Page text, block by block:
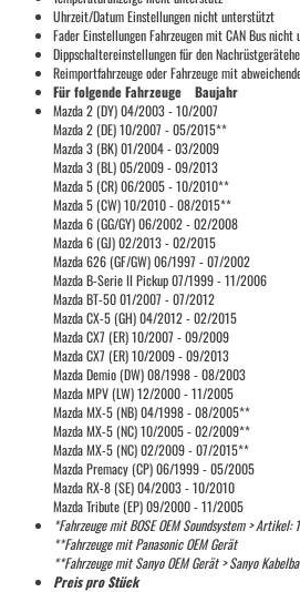
Uhrzeit/Datum Einstellungen nicht unterstützt
Fader Einstellungen Fahrzeugen mit CAN Bus
Dippschaltereinstellungen für den
Reimportfahrzeuge oder Fahrzeuge mit
Für folgende Fahrzeuge Baujahr
Mazda 2 (DY) 04/2003 - 10/2007
Mazda 2 (DE) 10/2007 - 05/2015**
Mazda 3 (BK) 01/2004 - 03/2009
Mazda 3 (BL) 05/2009 - 09/2013
Mazda 5 (CR) 06/2005 - 10/2010**
Mazda 5 (CW) 10/2010 - 08/2015**
Mazda 6 (GG/GY) 06/2002 - 02/2008
Mazda 6 (GJ) 02/2013 - 02/2015
Mazda 626 (GF/GW) 06/1997 - 07/2002
Mazda B-Serie II Pickup 07/1999 - 11/2006
Mazda BT-50 01/2007 - 07/2012
Mazda CX-5 (GH) 04/2012 - 02/2015
Mazda CX7 (ER) 10/2007 - 09/2009
Mazda CX7 (ER) 10/2009 - 09/2013
Mazda Demio (DW) 08/1998 - 08/2003
Mazda MPV (LW) 12/2000 - 11/2005
Mazda MX-5 (NB) 04/1998 - 08/2005**
Mazda MX-5 (NC) 10/2005 - 02/2009**
Mazda MX-5 (NC) 02/2009 - 07/2015**
Mazda Premacy (CP) 06/1999 - 05/2005
Mazda RX-8 (SE) 04/2003 - 10/2010
Mazda Tribute (EP) 09/2000 - 11/2005
*Fahrzeuge mit BOSE OEM Soundsystem >
**Fahrzeuge mit Panasonic OEM Gerät
**Fahrzeuge mit Sanyo OEM Gerät > Sanyo
Preis pro Stück